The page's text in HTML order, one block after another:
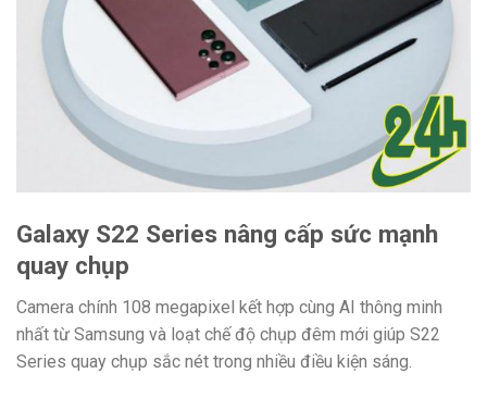
Galaxy S22 Series nâng cấp sức mạnh
quay chụp
Camera chính 108 megapixel kết hợp cùng AI thông minh
nhất từ Samsung và loạt chế độ chụp đêm mới giúp S22
Series quay chụp sắc nét trong nhiều điều kiện sáng.